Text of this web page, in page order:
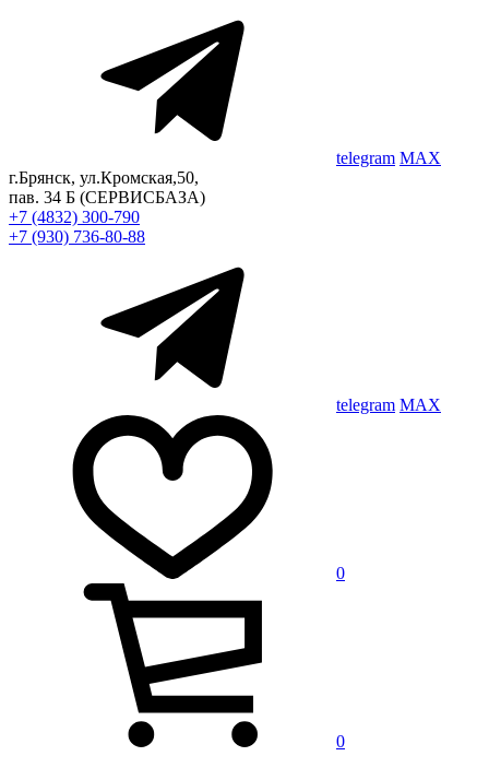
telegram MAX
г.Брянск, ул.Кромская,50,
пав. 34 Б (СЕРВИСБАЗА)
+7 (4832) 300-790
+7 (930) 736-80-88
telegram MAX
0
0